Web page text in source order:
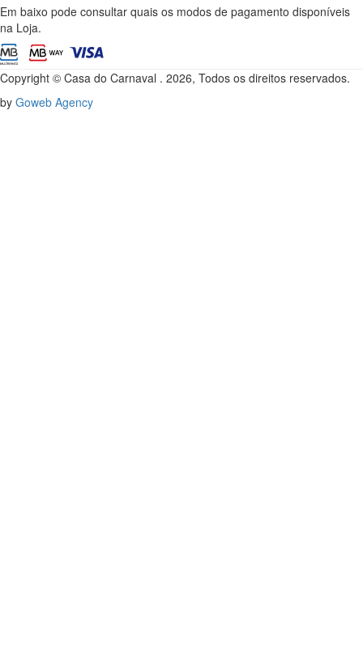
Em baixo pode consultar quais os modos de pagamento disponíveis
na Loja.
Copyright © Casa do Carnaval . 2026, Todos os direitos reservados.
by Goweb Agency